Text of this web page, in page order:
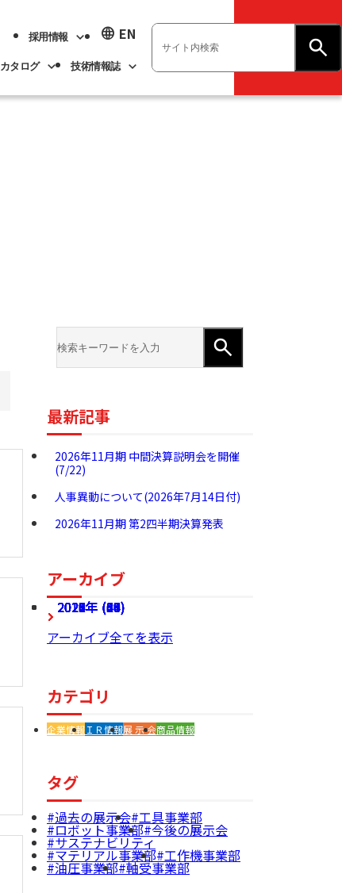
採用情報 language EN
カタログ 技術情報誌
お問い合わせ
最新記事
2026年11月期 中間決算説明会を開催
(7/22)
人事異動について(2026年7月14日付)
2026年11月期 第2四半期決算発表
アーカイブ
2026年 (27)
2025年 (68)
2024年 (60)
2023年 (54)
2022年 (49)
2021年 (46)
2020年 (37)
2019年 (24)
2018年 (36)
2017年 (28)
アーカイブ全てを表示
カテゴリ
企業情報ＩＲ情報展 示 会商品情報
タグ
過去の展示会 工具事業部
ロボット事業部 今後の展示会
サステナビリティ
マテリアル事業部 工作機事業部
油圧事業部 軸受事業部